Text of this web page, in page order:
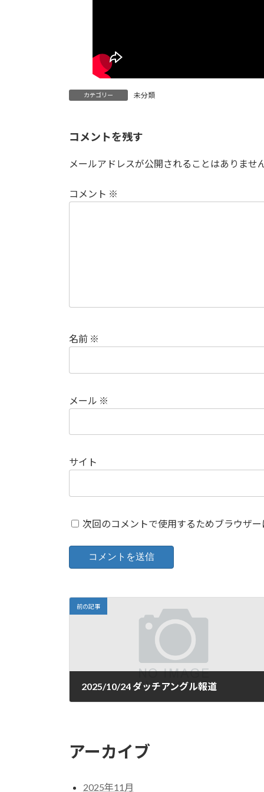
カテゴリー 未分類
コメントを残す
メールアドレスが公開されることはありませ
コメント ※
名前 ※
メール ※
サイト
次回のコメントで使用するためブラウザ
前の記事
2025/10/24 ダッチアングル報道
アーカイブ
2025年11月